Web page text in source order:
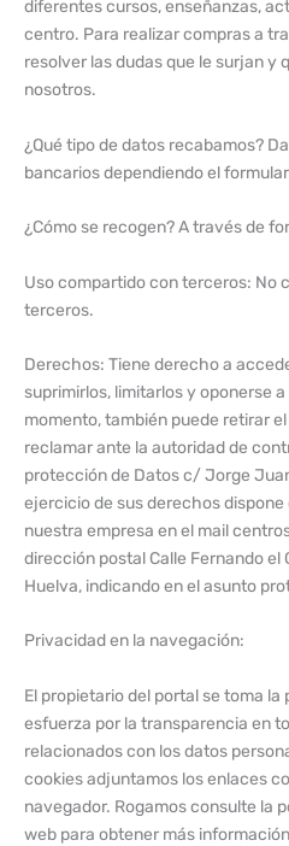
diferentes cursos, enseñanzas,
centro. Para realizar compras a
resolver las dudas que le surjan y
nosotros.
¿Qué tipo de datos recabamos?
bancarios dependiendo el
¿Cómo se recogen? A través de
Uso compartido con terceros: No
terceros.
Derechos: Tiene derecho a
suprimirlos, limitarlos y oponerse
momento, también puede retirar
reclamar ante la autoridad de
protección de Datos c/ Jorge
ejercicio de sus derechos
nuestra empresa en el mail
dirección postal Calle Fernando el
Huelva, indicando en el asunto
Privacidad en la navegación:
El propietario del portal se toma
esfuerza por la transparencia en
relacionados con los datos
cookies adjuntamos los enlaces
navegador. Rogamos consulte la
web para obtener más